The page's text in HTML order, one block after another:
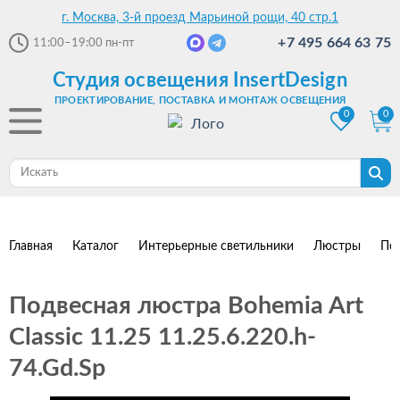
г. Москва, 3-й проезд Марьиной рощи, 40 стр.1
11:00–19:00 пн-пт +7 495 664 63 75
Студия освещения InsertDesign
ПРОЕКТИРОВАНИЕ, ПОСТАВКА И МОНТАЖ ОСВЕЩЕНИЯ
0
0
Главная Каталог Интерьерные светильники Люстры
Подвесная люстра Bohemia Art
Classic 11.25 11.25.6.220.h-
74.Gd.Sp